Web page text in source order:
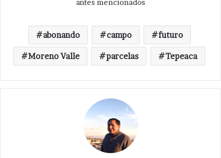
antes mencionados
abonando campo futuro
Moreno Valle parcelas Tepeaca